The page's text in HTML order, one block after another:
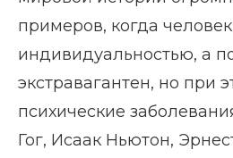
примеров, когда
индивидуальностью, а
экстравагантен, но при
психические
Гог, Исаак Ньютон,